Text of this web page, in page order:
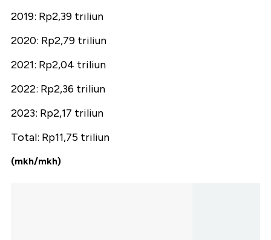
2019: Rp2,39 triliun
2020: Rp2,79 triliun
2021: Rp2,04 triliun
2022: Rp2,36 triliun
2023: Rp2,17 triliun
Total: Rp11,75 triliun
(mkh/mkh)